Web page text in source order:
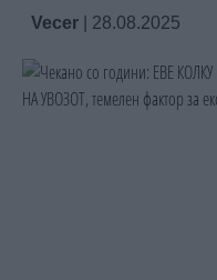
Vecer 28.08.2025